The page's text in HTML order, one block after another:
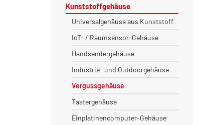
Kunststoffgehäuse
Universalgehäuse aus Kunststoff
IoT- / Raumsensor-Gehäuse
Handsendergehäuse
Industrie- und Outdoorgehäuse
Vergussgehäuse
Tastergehäuse
Einplatinencomputer-Gehäuse